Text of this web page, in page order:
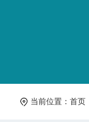
当前位置：首页